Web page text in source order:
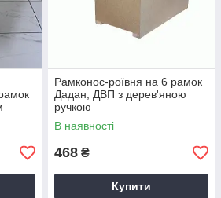
Рамконос-роївня на 6 рамок
Дадан, ДВП з дерев'яною
ручкою
В наявності
468 ₴
Купити